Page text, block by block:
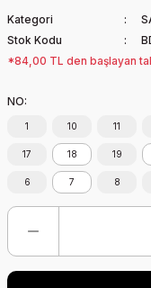
Kategori
Stok Kodu
*84,00 TL den başlayan
NO:
1 10 11
17 18 19
6 7 8